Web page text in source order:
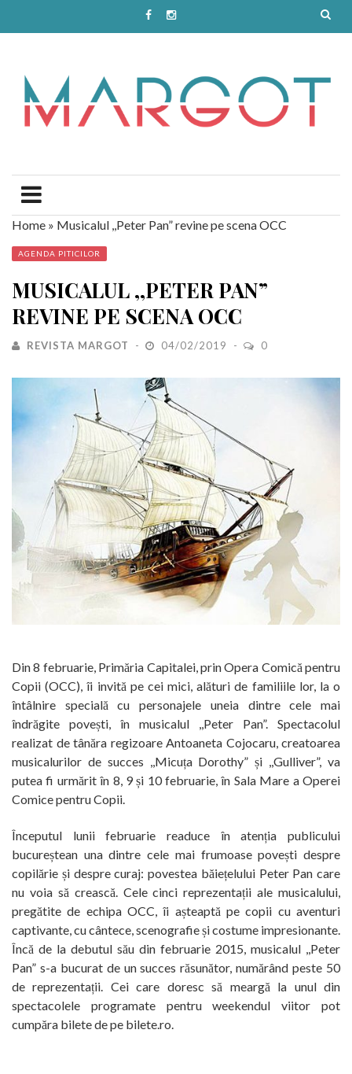
Home » Musicalul ,,Peter Pan” revine pe scena OCC
AGENDA PITICILOR
MUSICALUL ,,PETER PAN”
REVINE PE SCENA OCC
REVISTA MARGOT 04/02/2019 0
Din 8 februarie, Primăria Capitalei, prin Opera Comică pentru
Copii (OCC), îi invită pe cei mici, alături de familiile lor, la o
întâlnire specială cu personajele uneia dintre cele mai
îndrăgite povești, în musicalul ,,Peter Pan”. Spectacolul
realizat de tânăra regizoare Antoaneta Cojocaru, creatoarea
musicalurilor de succes ,,Micuța Dorothy” și ,,Gulliver”, va
putea fi urmărit în 8, 9 și 10 februarie, în Sala Mare a Operei
Comice pentru Copii.
Începutul lunii februarie readuce în atenția publicului
bucureștean una dintre cele mai frumoase povești despre
copilărie și despre curaj: povestea băiețelului Peter Pan care
nu voia să crească. Cele cinci reprezentații ale musicalului,
pregătite de echipa OCC, îi așteaptă pe copii cu aventuri
captivante, cu cântece, scenografie și costume impresionante.
Încă de la debutul său din februarie 2015, musicalul ,,Peter
Pan” s-a bucurat de un succes răsunător, numărând peste 50
de reprezentații. Cei care doresc să meargă la unul din
spectacolele programate pentru weekendul viitor pot
cumpăra bilete de pe bilete.ro.